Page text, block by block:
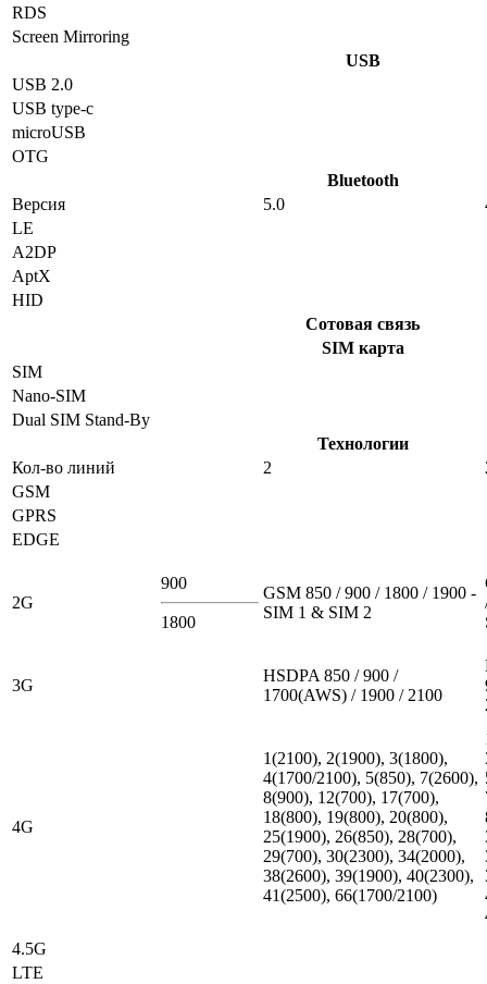
RDS
Screen Mirroring
USB
USB 2.0
USB type-c
microUSB
OTG
Bluetooth
Версия
5.0
LE
A2DP
AptX
HID
Сотовая связь
SIM карта
SIM
Nano-SIM
Dual SIM Stand-By
Технологии
Кол-во линий
2
GSM
GPRS
EDGE
2G
900
1800
GSM 850 / 900 / 1800 / 1900 -
SIM 1 & SIM 2
3G
HSDPA 850 / 900 /
1700(AWS) / 1900 / 2100
4G
1(2100), 2(1900), 3(1800),
4(1700/2100), 5(850), 7(2600),
8(900), 12(700), 17(700),
18(800), 19(800), 20(800),
25(1900), 26(850), 28(700),
29(700), 30(2300), 34(2000),
38(2600), 39(1900), 40(2300),
41(2500), 66(1700/2100)
4.5G
LTE